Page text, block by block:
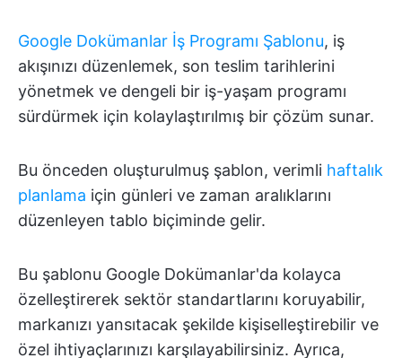
Google Dokümanlar İş Programı Şablonu, iş
akışınızı düzenlemek, son teslim tarihlerini
yönetmek ve dengeli bir iş-yaşam programı
sürdürmek için kolaylaştırılmış bir çözüm sunar.
Bu önceden oluşturulmuş şablon, verimli haftalık
planlama için günleri ve zaman aralıklarını
düzenleyen tablo biçiminde gelir.
Bu şablonu Google Dokümanlar'da kolayca
özelleştirerek sektör standartlarını koruyabilir,
markanızı yansıtacak şekilde kişiselleştirebilir ve
özel ihtiyaçlarınızı karşılayabilirsiniz. Ayrıca,